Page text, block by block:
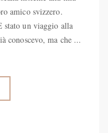
amico svizzero.
un viaggio alla
conoscevo, ma che ...